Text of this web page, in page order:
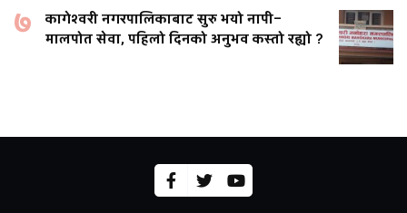
७
कागेश्वरी नगरपालिकाबाट सुरु भयो नापी–
मालपोत सेवा, पहिलो दिनको अनुभव कस्तो रह्यो ?